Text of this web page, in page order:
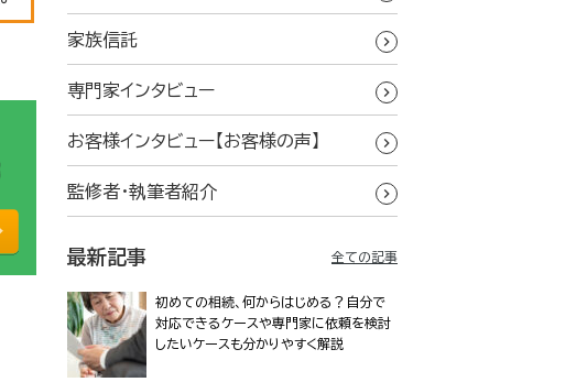
家族信託
専門家インタビュー
お客様インタビュー【お客様の声】
監修者・執筆者紹介
最新記事 全ての記事
初めての相続、何からはじめる？自分で
対応できるケースや専門家に依頼を検討
したいケースも分かりやすく解説